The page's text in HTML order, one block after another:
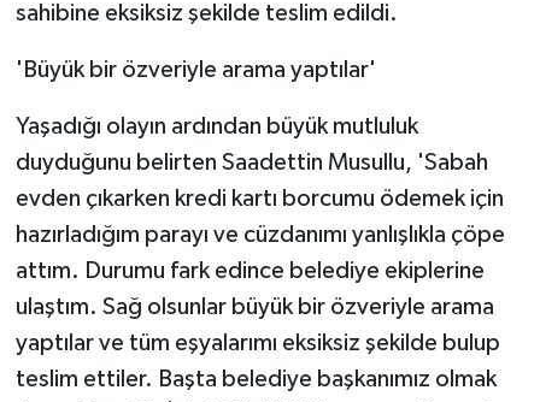
sahibine eksiksiz şekilde teslim edildi.
'Büyük bir özveriyle arama yaptılar'
Yaşadığı olayın ardından büyük mutluluk
duyduğunu belirten Saadettin Musullu, 'Sabah
evden çıkarken kredi kartı borcumu ödemek için
hazırladığım parayı ve cüzdanımı yanlışlıkla çöpe
attım. Durumu fark edince belediye ekiplerine
ulaştım. Sağ olsunlar büyük bir özveriyle arama
yaptılar ve tüm eşyalarımı eksiksiz şekilde bulup
teslim ettiler. Başta belediye başkanımız olmak